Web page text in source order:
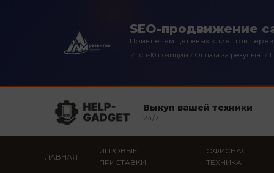
SEO-продвижение
Привлечем целевых клиентов
✓Топ-10 позиций ✓ Оплата за результат✓
Выкуп вашей техники
24/7
ГЛАВНАЯ
ИГРОВЫЕ
ПРИСТАВКИ
ОФИСНАЯ
ТЕХНИКА